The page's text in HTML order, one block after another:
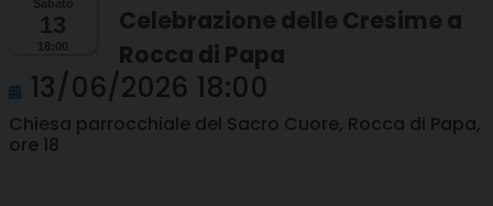
Sabato
13
18:00
Celebrazione delle Cresime a
Rocca di Papa
13/06/2026 18:00
Chiesa parrocchiale del Sacro Cuore, Rocca di Papa,
ore 18